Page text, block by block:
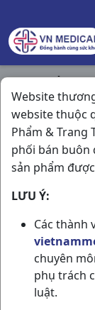
Website
website thuộc
Phẩm & Trang
phối bán buôn
sản phẩm
LƯU Ý:
Các thành
chuyên
phụ trách
luật.
Trang chủ /
Sensa Cools